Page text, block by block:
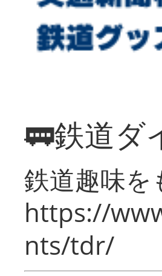
🚃鉄道ダ
鉄道趣味
https://
nts/tdr/